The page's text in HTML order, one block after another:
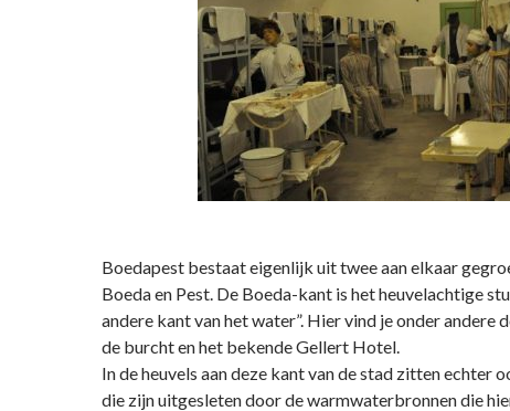
Boedapest bestaat eigenlijk uit twee aan elkaar
Boeda en Pest. De Boeda-kant is het heuvelachtige
andere kant van het water”. Hier vind je onder andere
de burcht en het bekende Gellert Hotel.
In de heuvels aan deze kant van de stad zitten echter
die zijn uitgesleten door de warmwaterbronnen die